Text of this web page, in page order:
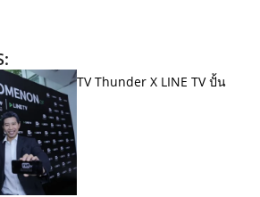
TV Thunder X LINE TV ปั้น